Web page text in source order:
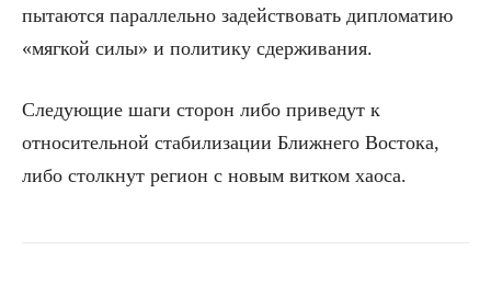
пытаются параллельно задействовать дипломатию
«мягкой силы» и политику сдерживания.
Следующие шаги сторон либо приведут к
относительной стабилизации Ближнего Востока,
либо столкнут регион с новым витком хаоса.